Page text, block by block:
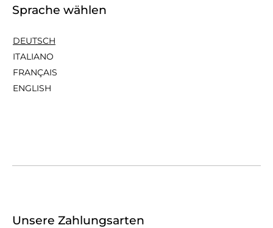
Sprache wählen
DEUTSCH
ITALIANO
FRANÇAIS
ENGLISH
Unsere Zahlungsarten